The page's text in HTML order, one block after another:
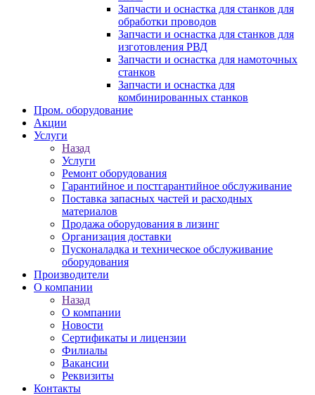
Запчасти и оснастка для станков для
обработки проводов
Запчасти и оснастка для станков для
изготовления РВД
Запчасти и оснастка для намоточных
станков
Запчасти и оснастка для
комбинированных станков
Пром. оборудование
Акции
Услуги
Назад
Услуги
Ремонт оборудования
Гарантийное и постгарантийное обслуживание
Поставка запасных частей и расходных
материалов
Продажа оборудования в лизинг
Организация доставки
Пусконаладка и техническое обслуживание
оборудования
Производители
О компании
Назад
О компании
Новости
Сертификаты и лицензии
Филиалы
Вакансии
Реквизиты
Контакты